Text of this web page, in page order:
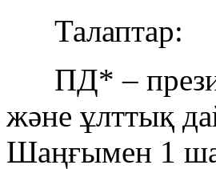
Талаптар:
ПД* –
және ұлттық
Шаңғымен 1